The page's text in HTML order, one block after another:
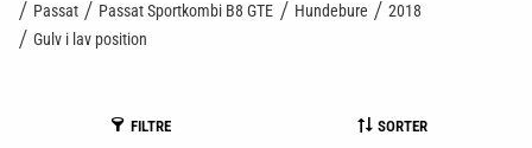
Passat
Passat Sportkombi B8 GTE Hundebure
2018
Gulv i lav position
FILTRE SORTER